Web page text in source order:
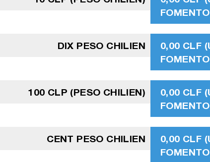
DIX PESO CHILIEN
0,00 CLF
100 CLP (PESO CHILIEN)
0,00 CLF
CENT PESO CHILIEN
0,00 CLF